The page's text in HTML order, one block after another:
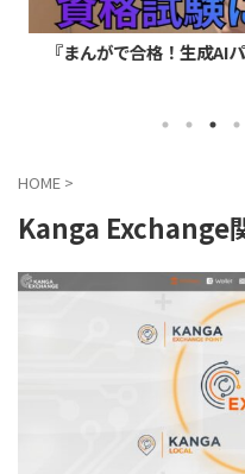
『まんがで合格！生成AI
HOME >
Kanga Exchange